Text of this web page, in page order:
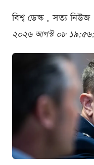
বিশ্ব ডেস্ক . সত্য নিউজ
২০২৬ আগস্ট ০৮